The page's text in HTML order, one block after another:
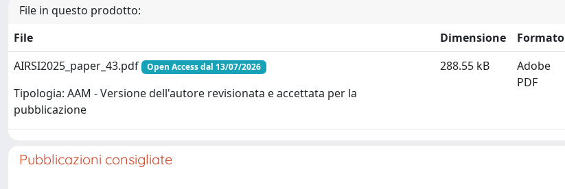
File in questo prodotto:
File
Dimensione
Formato
AIRSI2025_paper_43.pdf
Open Access dal 13/07/2026
Tipologia: AAM - Versione dell'autore revisionata e accettata per la
pubblicazione
288.55 kB
Adobe
PDF
Pubblicazioni consigliate